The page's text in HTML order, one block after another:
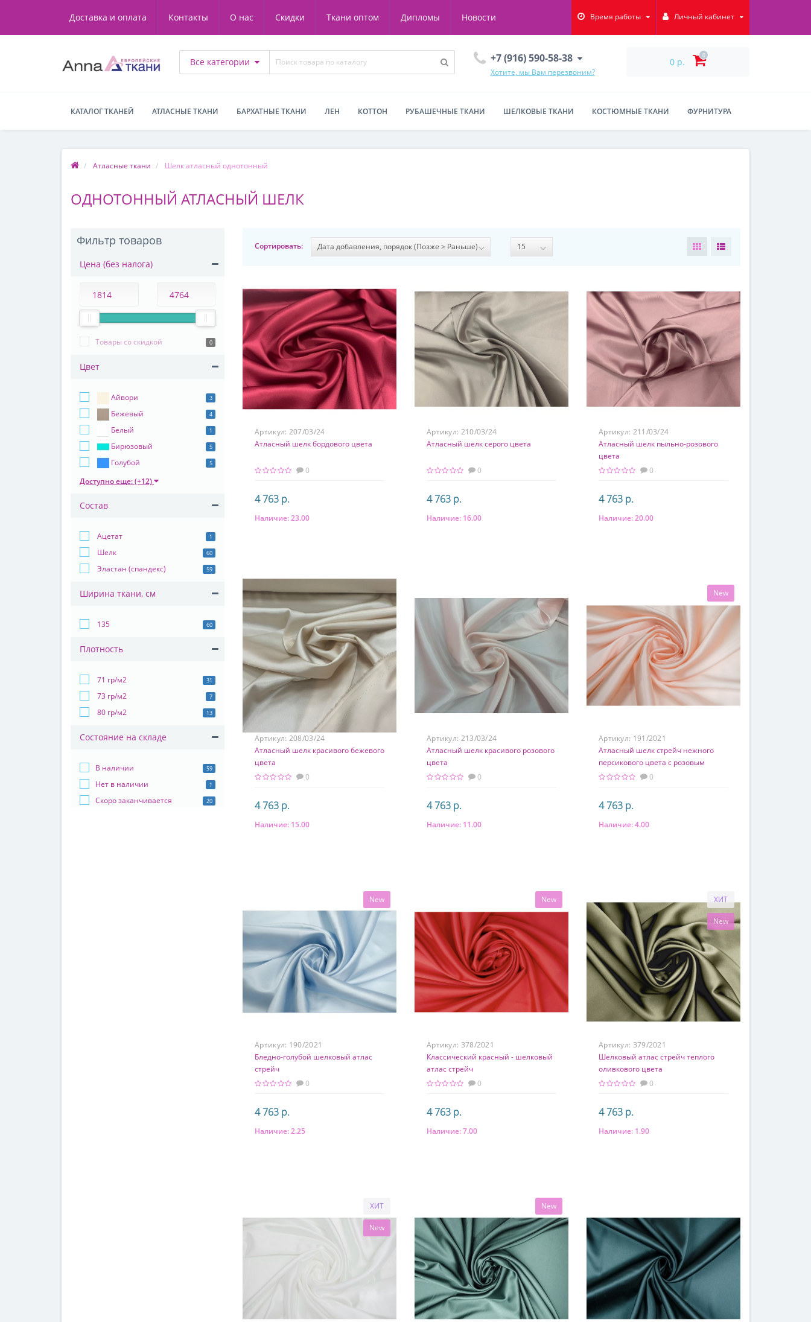
Доставка и оплата Контакты О нас Скидки Ткани оптом Дипломы Новости Время работы Личный кабинет
Все категории +7 (916) 590-58-38
Хотите, мы Вам перезвоним?
0 р.
0
КАТАЛОГ ТКАНЕЙ АТЛАСНЫЕ ТКАНИ БАРХАТНЫЕ ТКАНИ ЛЕН КОТТОН РУБАШЕЧНЫЕ ТКАНИ ШЕЛКОВЫЕ ТКАНИ КОСТЮМНЫЕ ТКАНИ ФУРНИТУРА
Атласные ткани Шелк атласный однотонный
ОДНОТОННЫЙ АТЛАСНЫЙ ШЕЛК
Фильтр товаров
Цена (без налога)
Товары со скидкой 0
Цвет
Айвори 3
Бежевый 4
Белый 1
Бирюзовый 5
Голубой 5
Доступно еще: (+12)
Состав
Ацетат 1
Шелк 60
Эластан (спандекс) 59
Ширина ткани, см
135 60
Плотность
71 гр/м2 31
73 гр/м2 7
80 гр/м2 13
Состояние на складе
В наличии 59
Нет в наличии 1
Скоро заканчивается 20
Сортировать:
Артикул: 207/03/24
Атласный шелк бордового цвета
0
4 763 р.
В корзину
Наличие:23.00
Артикул: 210/03/24
Атласный шелк серого цвета
0
4 763 р.
В корзину
Наличие: 16.00
Артикул: 211/03/24
Атласный шелк пыльно-розового
цвета
0
4 763 р.
В корзину
Наличие:20.00
Артикул: 208/03/24
Атласный шелк красивого бежевого
цвета
0
4 763 р.
В корзину
Наличие: 15.00
Артикул: 213/03/24
Атласный шелк красивого розового
цвета
0
4 763 р.
В корзину
Наличие: 11.00
New
Артикул: 191/2021
Атласный шелк стрейч нежного
персикового цвета с розовым
оттенком
0
4 763 р.
В корзину
Наличие:4.00
New
Артикул: 190/2021
Бледно-голубой шелковый атлас
стрейч
0
4 763 р.
В корзину
Наличие:2.25
New
Артикул: 378/2021
Классический красный - шелковый
атлас стрейч
0
4 763 р.
В корзину
Наличие:7.00
ХИТ
New
Артикул: 379/2021
Шелковый атлас стрейч теплого
оливкового цвета
0
4 763 р.
В корзину
Наличие: 1.90
ХИТ
New
New